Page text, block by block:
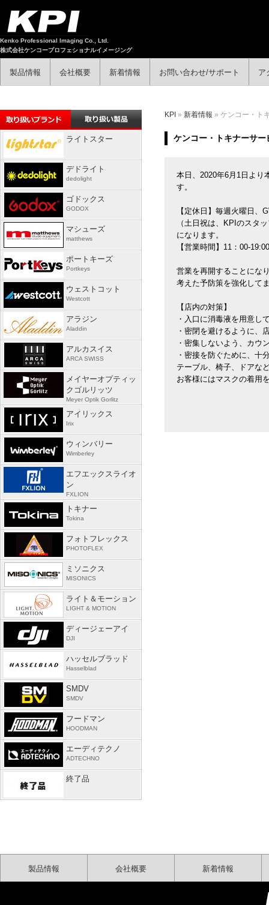
Kenko Professional Imaging Co., Ltd.
株式会社ケンコープロフェショナルイメージング
製品情報 会社概要 新着情報 お問い合わせ/サポート ア
KPI » 新着情報 » ケンコー・ト
ケンコー・トキナーサ
本日、2020年6月1日より
す。
【定休日】毎週火曜日、
（土日祝は、KPIのスタ
になります。
【営業時間】11：00-
営業を再開することにな
考えた予防策を強化して
【店内の対策】
・入口に消毒液を用意し
・密閉を避けるように、
・密集しないよう、カウ
・密接を防ぐために、十
テーブル、椅子、ドアな
お客様にはマスクの着用
ライトスター
デドライト
dedolight
ゴドックス
GODOX
マシューズ
matthews
ポートキーズ
Portkeys
ウェストコット
Westcott
アラジン
Aladdin
アルカスイス
ARCA SWISS
メイヤーオプティッ
クゴルリッツ
Meyer Optik Gorlitz
アイリックス
Irix
ウィンバリー
Wimberley
エフエックスライオ
ン
FXLION
トキナー
Tokina
フォトフレックス
PHOTOFLEX
ミソニクス
MISONICS
ライト＆モーション
LIGHT & MOTION
ディージェーアイ
DJI
ハッセルブラッド
Hasselblad
SMDV
SMDV
フードマン
HOODMAN
エーディテクノ
ADTECHNO
終了品
製品情報 会社概要 新着情報